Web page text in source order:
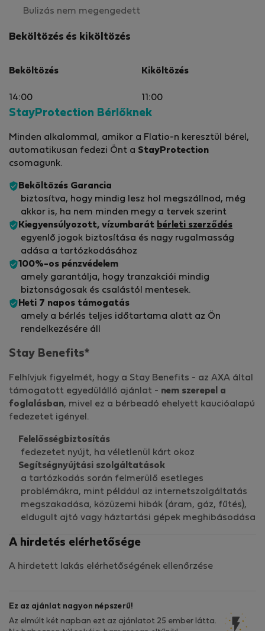
Bulizás nem megengedett
Beköltözés és kiköltözés
Beköltözés
14:00
Kiköltözés
11:00
StayProtection Bérlőknek
Minden alkalommal, amikor a Flatio-n keresztül bérel,
automatikusan fedezi Önt a StayProtection
csomagunk.
Beköltözés Garancia
biztosítva, hogy mindig lesz hol megszállnod, még
akkor is, ha nem minden megy a tervek szerint
Kiegyensúlyozott, vízumbarát bérleti szerződés
egyenlő jogok biztosítása és nagy rugalmasság
adása a tartózkodásához
100%-os pénzvédelem
amely garantálja, hogy tranzakciói mindig
biztonságosak és csalástól mentesek.
Heti 7 napos támogatás
amely a bérlés teljes időtartama alatt az Ön
rendelkezésére áll
Stay Benefits*
Felhívjuk figyelmét, hogy a Stay Benefits - az AXA által
támogatott egyedülálló ajánlat - nem szerepel a
foglalásban, mivel ez a bérbeadó ehelyett kaucióalapú
fedezetet igényel.
Felelősségbiztosítás
fedezetet nyújt, ha véletlenül kárt okoz
Segítségnyújtási szolgáltatások
a tartózkodás során felmerülő esetleges
problémákra, mint például az internetszolgáltatás
megszakadása, közüzemi hibák (áram, gáz, fűtés),
eldugult ajtó vagy háztartási gépek meghibásodása
A hirdetés elérhetősége
A hirdetett lakás elérhetőségének ellenőrzése
Ez az ajánlat nagyon népszerű!
Az elmúlt két napban ezt az ajánlatot 25 ember látta.